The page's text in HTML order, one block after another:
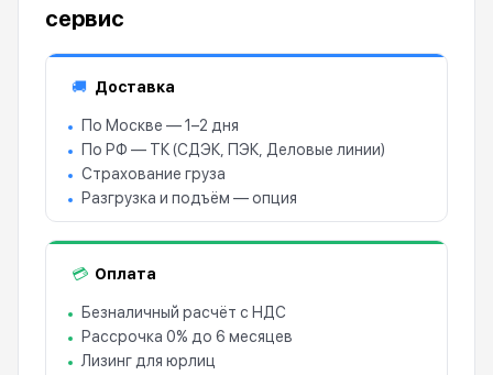
сервис
🚚 Доставка
По Москве — 1–2 дня
По РФ — ТК (СДЭК, ПЭК, Деловые линии)
Страхование груза
Разгрузка и подъём — опция
💳 Оплата
Безналичный расчёт с НДС
Рассрочка 0% до 6 месяцев
Лизинг для юрлиц